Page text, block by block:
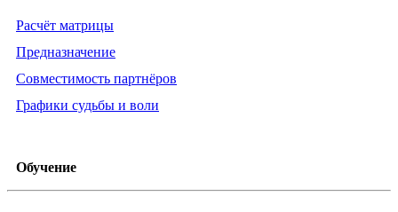
Расчёт матрицы
Предназначение
Совместимость партнёров
Графики судьбы и воли
Обучение